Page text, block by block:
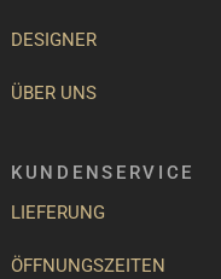
DESIGNER
ÜBER UNS
KUNDENSERVICE
LIEFERUNG
ÖFFNUNGSZEITEN